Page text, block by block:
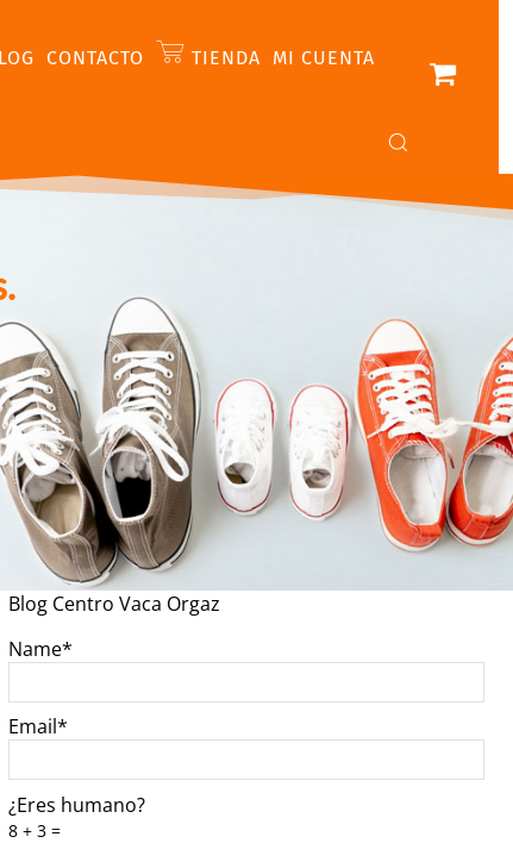
CONTACTO TIENDA MI CUENTA
Blog Centro Vaca Orgaz
Name*
Email*
¿Eres humano?
8 + 3 =